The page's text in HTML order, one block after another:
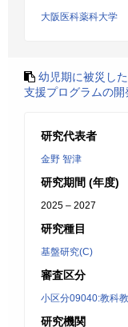
大阪医科薬科大学
幼児期に被災し
支援プログラムの開
研究代表者
金野 智津
研究期間 (年度)
2025 – 2027
研究種目
基盤研究(C)
審査区分
小区分09040:教科
研究機関